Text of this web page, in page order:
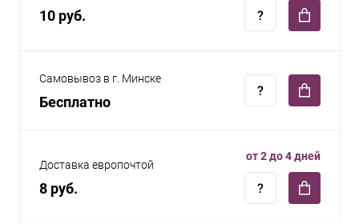
10 руб.
Самовывоз в г. Минске
Бесплатно
Доставка европочтой
8 руб.
от 2 до 4 дней